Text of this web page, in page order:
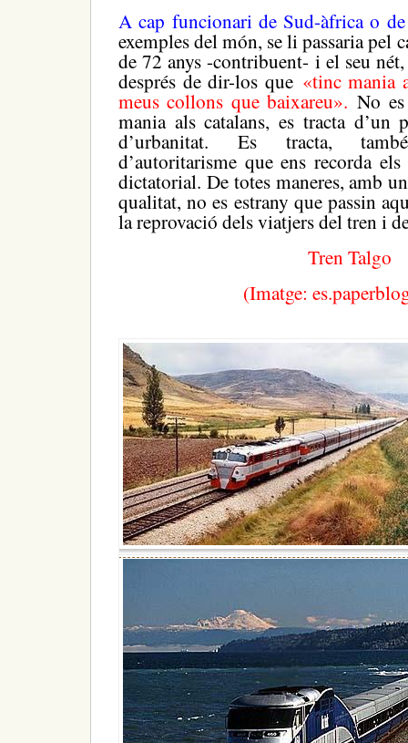
A cap funcionari de Sud-àfrica o
exemples del món, se li passaria pel
de 72 anys -contribuent- i el seu
després de dir-los que «tinc mania
meus collons que baixareu».No
mania als catalans, es tracta d’un
d’urbanitat. Es tracta,
d’autoritarisme que ens recorda
dictatorial. De totes maneres, amb
qualitat, no es estrany que passin
la reprovació dels viatjers del tren i
Tren Talgo
(Imatge: